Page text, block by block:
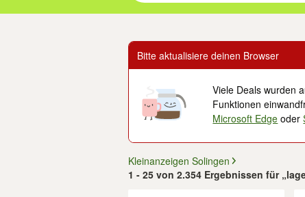
Bitte aktualisiere deinen Browser
Viele Deals wurden
Funktionen
Microsoft Edge oder
Kleinanzeigen Solingen
1 - 25 von 2.354 Ergebnissen für